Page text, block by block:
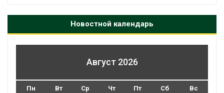
Новостной календарь
Август 2026
Пн Вт Ср Чт Пт Сб Вс